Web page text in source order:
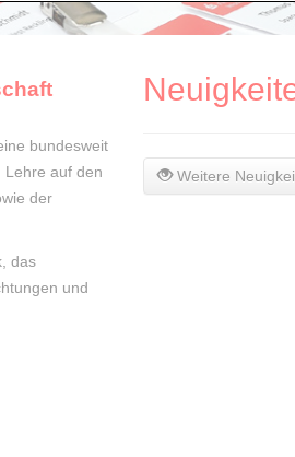
bundesweit
Lehre auf den
der
das
und
Weitere